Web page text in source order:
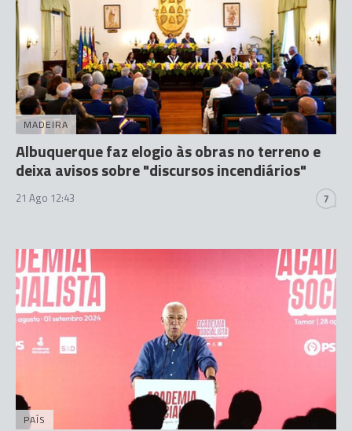
MADEIRA
Albuquerque faz elogio às obras no terreno e
deixa avisos sobre "discursos incendiários"
21 Ago 12:43 7
PAÍS